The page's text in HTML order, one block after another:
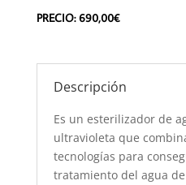
PRECIO: 690,00€
Descripción
Es un esterilizador de
ultravioleta que
tecnologías para
tratamiento del agua